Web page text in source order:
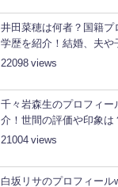
井田菜穂は何者？国籍プ
学歴を紹介！結婚、夫や
22098
千々岩森生のプロフィー
介！世間の評価や印象は
21004
白坂リサのプロフィール